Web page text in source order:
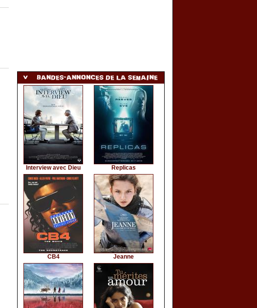
Interview avec Dieu Replicas
CB4 Jeanne